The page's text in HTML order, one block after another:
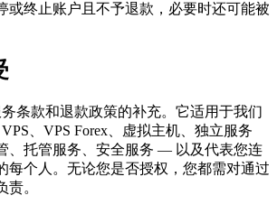
或终止账户且不予退款，必要时还可能被
条款和退款政策的补充。它适用于我们
、VPS Forex、虚拟主机、独立服务
、托管服务、安全服务 — 以及代表您连
每个人。无论您是否授权，您都需对通过
。